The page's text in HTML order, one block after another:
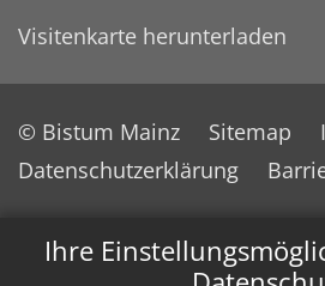
Ihre
Visitenkarte herunterladen
© Bistum Mainz Sitemap
Datenschutzerklärung